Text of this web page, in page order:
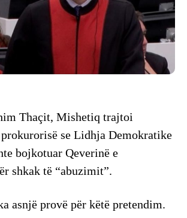
Thaçit, Mishetiq trajtoi
se Lidhja Demokratike
bojkotuar Qeverinë e
shkak të “abuzimit”.
asnjë provë për këtë pretendim.